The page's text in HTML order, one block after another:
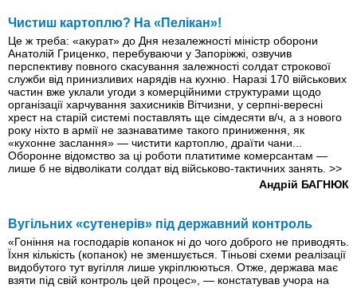
Чистиш картоплю? На «Пелікан»!
Це ж треба: «акурат» до Дня незалежності міністр оборони
Анатолій Гриценко, перебуваючи у Запоріжжі, озвучив
перспективу повного скасування залежності солдат строкової
служби від принизливих нарядів на кухню. Наразі 170 військових
частин вже уклали угоди з комерційними структурами щодо
організації харчування захисників Вітчизни, у серпні-вересні
хрест на старій системі поставлять ще сімдесяти в/ч, а з нового
року ніхто в армії не зазнаватиме такого приниження, як
«кухонне заслання» — чистити картоплю, драїти чани...
Оборонне відомство за ці роботи платитиме комерсантам —
лише б не відволікати солдат від військово-тактичних занять. >>
Андрій БАГНЮК
Вугільних «сутенерів» під державний контроль
«Гоніння на господарів копанок ні до чого доброго не приводять.
Їхня кількість (копанок) не зменшується. Тіньові схеми реалізації
видобутого тут вугілля лише укріплюються. Отже, держава має
взяти під свій контроль цей процес», — констатував учора на